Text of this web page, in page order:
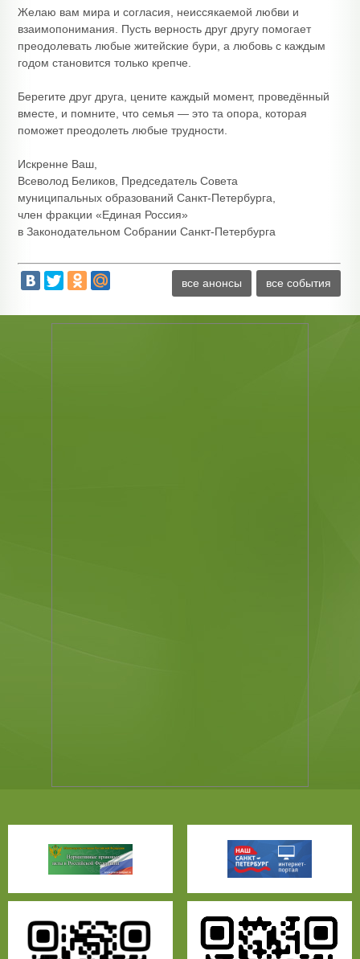
Желаю вам мира и согласия, неиссякаемой любви и
взаимопонимания. Пусть верность друг другу помогает
преодолевать любые житейские бури, а любовь с каждым
годом становится только крепче.
Берегите друг друга, цените каждый момент, проведённый
вместе, и помните, что семья — это та опора, которая
поможет преодолеть любые трудности.
Искренне Ваш,
Всеволод Беликов, Председатель Совета
муниципальных образований Санкт-Петербурга,
член фракции «Единая Россия»
в Законодательном Собрании Санкт-Петербурга
все события
все анонсы